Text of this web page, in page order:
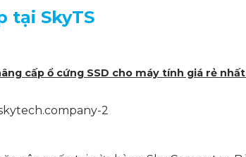
tại SkyTS
cấp ổ cứng SSD cho máy tính giá rẻ